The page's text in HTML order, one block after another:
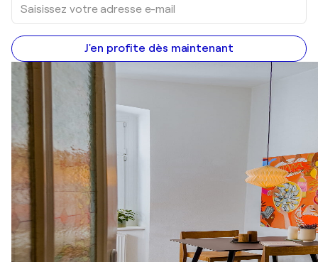
J'en profite dès maintenant